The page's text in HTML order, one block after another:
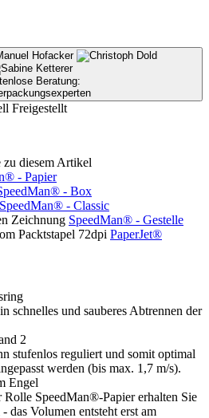
Beratung:
zu diesem Artikel
- Papier
- Box
SpeedMan® - Classic
SpeedMan® - Gestelle
PaperJet®
schnelles und sauberes Abtrennen der
stufenlos reguliert und somit optimal
werden (bis max. 1,7 m/s).
Rolle SpeedMan®-Papier erhalten Sie
das Volumen entsteht erst am